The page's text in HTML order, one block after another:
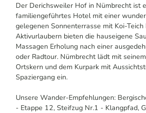
Der Derichsweiler Hof in Nümbrecht ist
familiengeführtes Hotel mit einer
gelegenen Sonnenterrasse mit Koi-
Aktivurlaubern bieten die hauseigene
Massagen Erholung nach einer
oder Radtour. Nümbrecht lädt mit
Ortskern und dem Kurpark mit
Spaziergang ein.
Unsere Wander-Empfehlungen:
- Etappe 12, Steifzug Nr.1 - Klangpfad,